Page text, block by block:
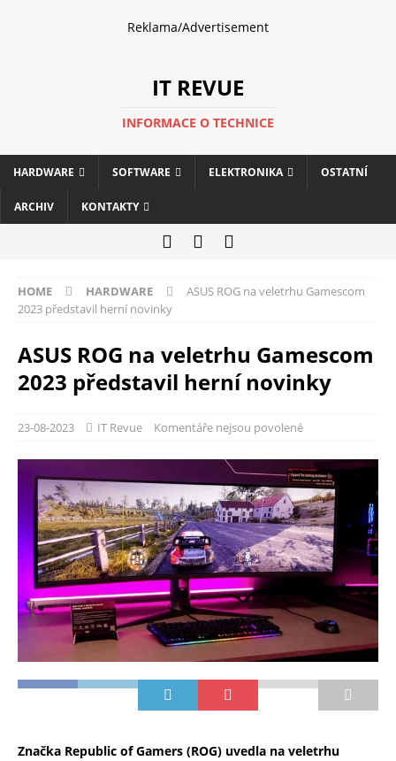
Reklama/Advertisement
IT REVUE
INFORMACE O TECHNICE
HARDWARE SOFTWARE ELEKTRONIKA OSTATNÍ
ARCHIV KONTAKTY
HOME HARDWARE
ASUS ROG na veletrhu Gamescom
2023 představil herní novinky
ASUS ROG na veletrhu Gamescom
2023 představil herní novinky
23-08-2023 IT Revue Komentáře nejsou povolené
Značka Republic of Gamers (ROG) uvedla na veletrhu